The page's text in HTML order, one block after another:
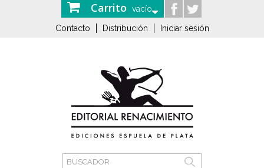
Carrito vacío
Contacto Distribución Iniciar sesión